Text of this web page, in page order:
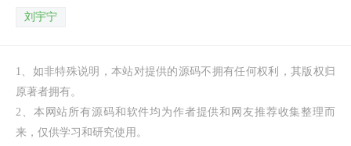
刘宇宁
1、如非特殊说明，本站对提供的源码不拥有任何权利，其版权归
原著者拥有。
2、本网站所有源码和软件均为作者提供和网友推荐收集整理而
来，仅供学习和研究使用。